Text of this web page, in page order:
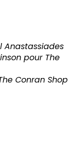
Anastassiades
pour The
Conran Shop